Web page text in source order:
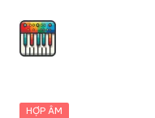
Skip
Posted
HỢP ÂM